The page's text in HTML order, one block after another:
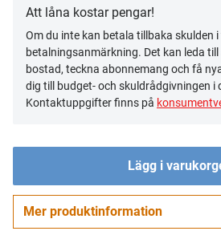
Att låna kostar pengar!
Om du inte kan betala tillbaka skulden
betalningsanmärkning. Det kan leda
bostad, teckna abonnemang och få
dig till budget- och skuldrådgivningen i
Kontaktuppgifter finns på
Lägg i
Gå till kassan
Mer produktinformation